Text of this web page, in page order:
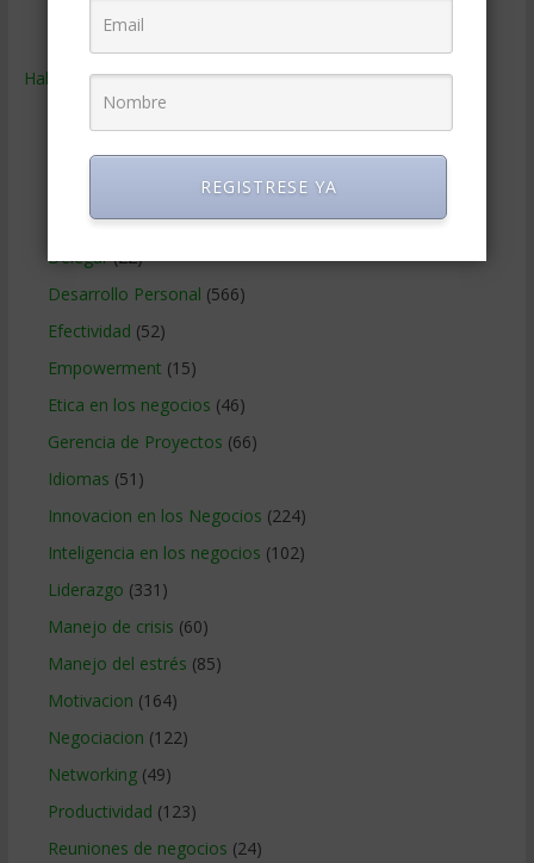
(242)
Habilidades(2.843)
Administracion del tiempo
Comunicacion en los negocios(180)
Creatividad en la empresa(96)
Delegar(22)
Desarrollo Personal (566)
Efectividad (52)
Empowerment (15)
Etica en los negocios (46)
Gerencia de Proyectos (66)
Idiomas (51)
Innovacion en los Negocios (224)
Inteligencia en los negocios (102)
Liderazgo (331)
Manejo de crisis (60)
Manejo del estrés (85)
Motivacion (164)
Negociacion (122)
Networking(49)
Productividad (123)
Reuniones de negocios (24)
REGISTRESE YA